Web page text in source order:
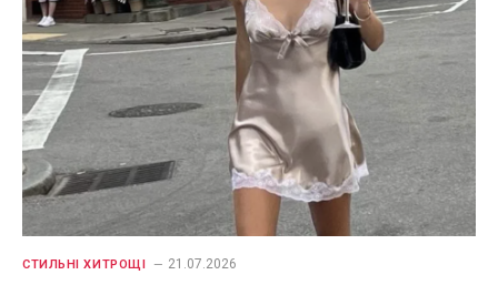
СТИЛЬНІ ХИТРОЩІ 21.07.2026